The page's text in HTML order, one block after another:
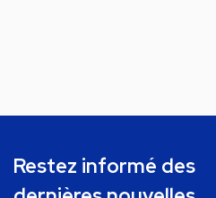
Restez informé des